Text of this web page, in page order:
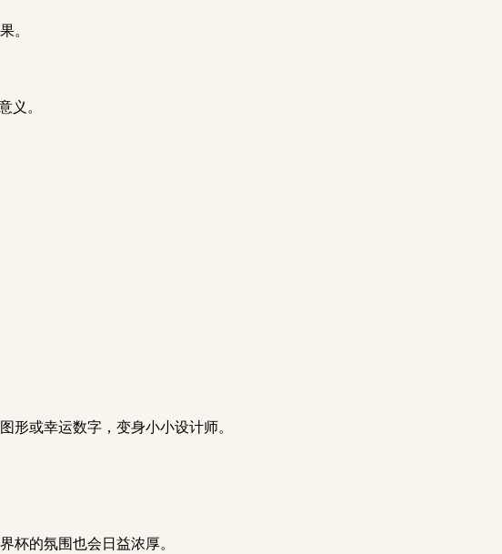
。
义。
形或幸运数字，变身小小设计师。
杯的氛围也会日益浓厚。